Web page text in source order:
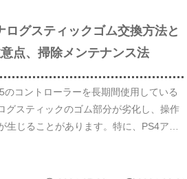
ログスティックゴム交換方法と
点、掃除メンテナンス法
のコントローラーを長期間使用している
グスティックのゴム部分が劣化し、操作
生じることがあります。特に、PS4アナ